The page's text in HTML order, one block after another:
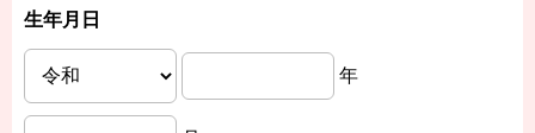
生年月日
年